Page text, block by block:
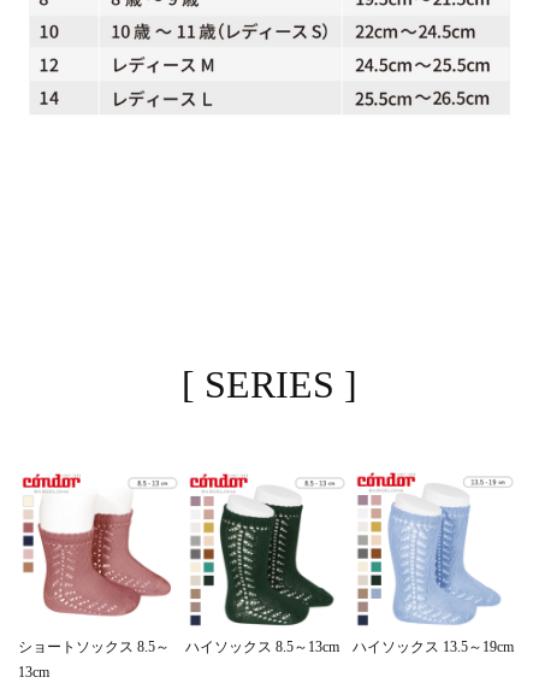
[ SERIES ]
ショートソックス 8.5～
13cm
ハイソックス 8.5～13cm ハイソックス 13.5～19cm